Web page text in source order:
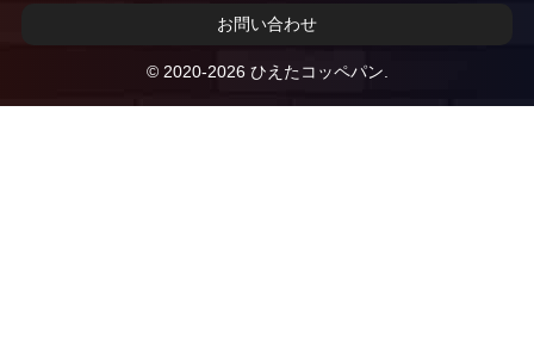
お問い合わせ
© 2020-2026 ひえたコッペパン.